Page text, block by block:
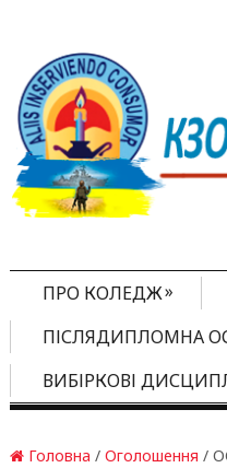
ПРО КОЛЕДЖ»
ПІСЛЯДИПЛОМНА
ВИБІРКОВІ
Головна / Оголошення /